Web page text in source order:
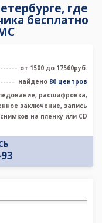
где
бесплатно
от 1500 до 17560руб.
найдено 80 центров
расшифровка,
заключение, запись
снимков на пленку или CD